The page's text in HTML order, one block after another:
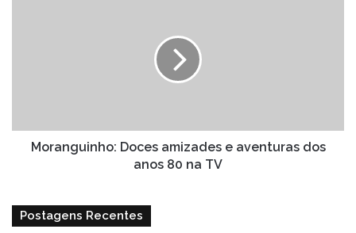
na
Moranguinho: Doces amizades e aventuras dos
anos 80 na TV
Postagens Recentes